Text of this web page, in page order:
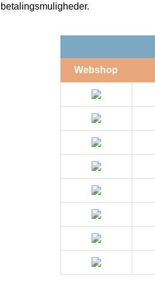
betalingsmuligheder.
Webshop